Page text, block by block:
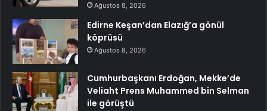
Ağustos 8, 2026
Edirne Keşan’dan Elazığ’a gönül
köprüsü
Ağustos 8, 2026
Cumhurbaşkanı Erdoğan, Mekke’de
Veliaht Prens Muhammed bin Selman
ile görüştü